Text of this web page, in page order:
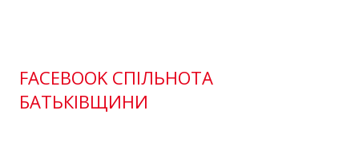
FACEBOOK СПІЛЬНОТА
БАТЬКІВЩИНИ